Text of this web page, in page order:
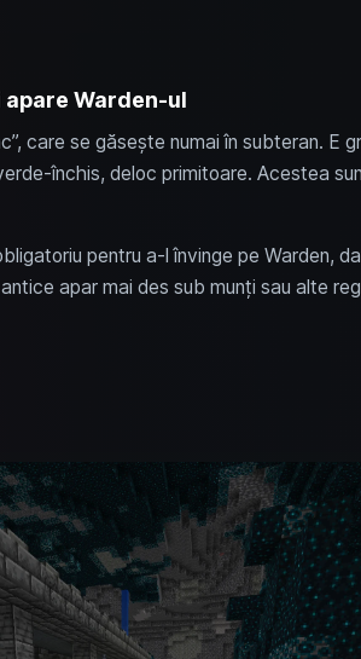
Warden-ul
care se găsește numai în subteran. E
închis, deloc primitoare. Acestea
pentru a-l învinge pe Warden,
apar mai des sub munți sau alte